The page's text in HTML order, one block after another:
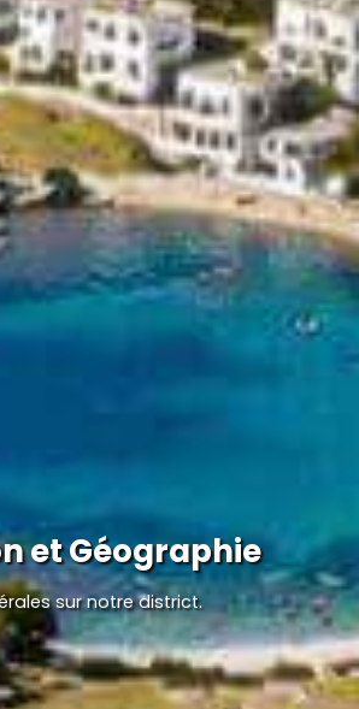
et Géographie
sur notre district.